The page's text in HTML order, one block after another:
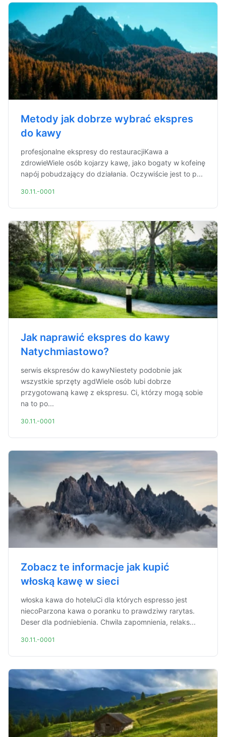
Metody jak dobrze wybrać ekspres
do kawy
profesjonalne ekspresy do restauracjiKawa a
zdrowieWiele osób kojarzy kawę, jako bogaty w kofeinę
napój pobudzający do działania. Oczywiście jest to p...
30.11.-0001
Jak naprawić ekspres do kawy
Natychmiastowo?
serwis ekspresów do kawyNiestety podobnie jak
wszystkie sprzęty agdWiele osób lubi dobrze
przygotowaną kawę z ekspresu. Ci, którzy mogą sobie
na to po...
30.11.-0001
Zobacz te informacje jak kupić
włoską kawę w sieci
włoska kawa do hoteluCi dla których espresso jest
niecoParzona kawa o poranku to prawdziwy rarytas.
Deser dla podniebienia. Chwila zapomnienia, relaks...
30.11.-0001